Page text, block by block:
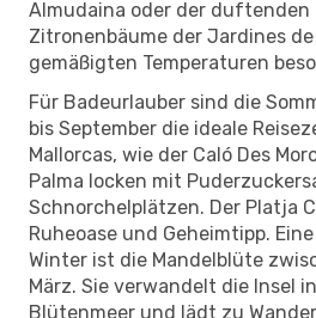
Almudaina oder der duftenden
Zitronenbäume der Jardines de
gemäßigten Temperaturen
Für Badeurlauber sind die
bis September die ideale
Mallorcas, wie der Caló Des
Palma locken mit
Schnorchelplätzen. Der Platja
Ruheoase und Geheimtipp.
Winter ist die Mandelblüte
März. Sie verwandelt die Insel
Blütenmeer und lädt zu